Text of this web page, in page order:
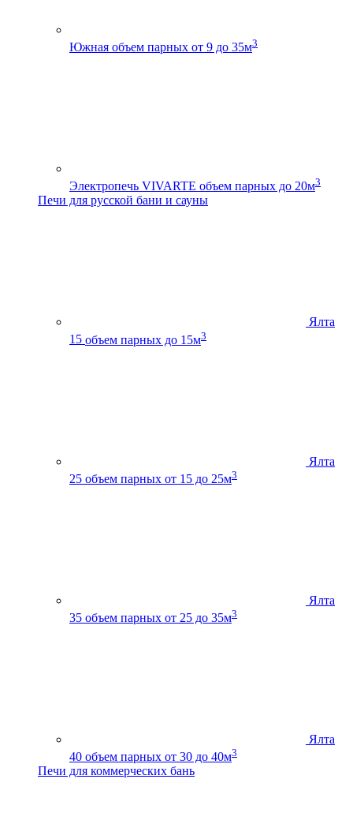
Южная объем парных от 9 до 35м3
Электропечь VIVARTE объем парных до 20м3
Печи для русской бани и сауны
Ялта
15 объем парных до 15м3
Ялта
25 объем парных от 15 до 25м3
Ялта
35 объем парных от 25 до 35м3
Ялта
40 объем парных от 30 до 40м3
Печи для коммерческих бань